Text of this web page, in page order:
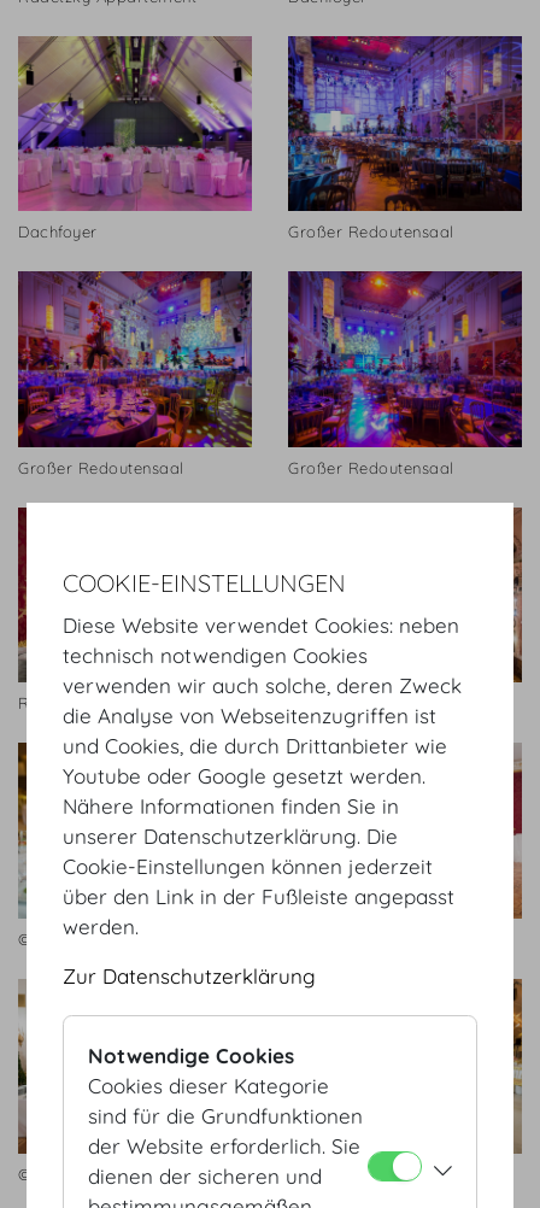
Dachfoyer Großer Redoutensaal
Großer Redoutensaal Großer Redoutensaal
Rittersaal
© Hofburg Vienna
© Hofburg Vienna Dachfoyer
COOKIE-EINSTELLUNGEN
Diese Website verwendet Cookies: neben
technisch notwendigen Cookies
verwenden wir auch solche, deren Zweck
die Analyse von Webseitenzugriffen ist
und Cookies, die durch Drittanbieter wie
Youtube oder Google gesetzt werden.
Nähere Informationen finden Sie in
unserer Datenschutzerklärung. Die
Cookie-Einstellungen können jederzeit
über den Link in der Fußleiste angepasst
werden.
Zur Datenschutzerklärung
Notwendige Cookies
Cookies dieser Kategorie
sind für die Grundfunktionen
der Website erforderlich. Sie
dienen der sicheren und